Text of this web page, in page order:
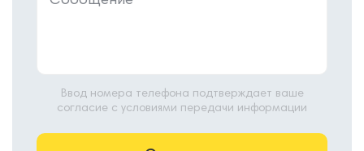
Ввод номера телефона подтверждает ваше
согласие с условиями передачи информации